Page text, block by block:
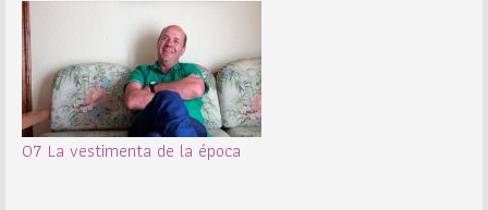
07 La vestimenta de la época